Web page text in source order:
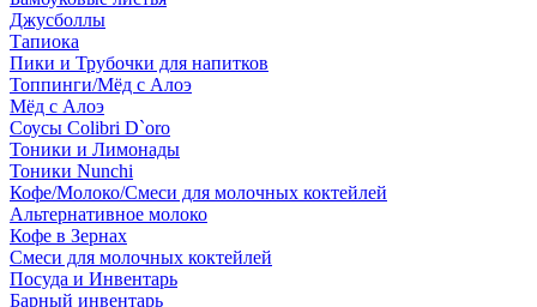
Джусболлы
Тапиока
Пики и Трубочки для напитков
Топпинги/Мёд с Алоэ
Мёд с Алоэ
Соусы Colibri D`oro
Тоники и Лимонады
Тоники Nunchi
Кофе/Молоко/Смеси для молочных коктейлей
Альтернативное молоко
Кофе в Зернах
Смеси для молочных коктейлей
Посуда и Инвентарь
Барный инвентарь